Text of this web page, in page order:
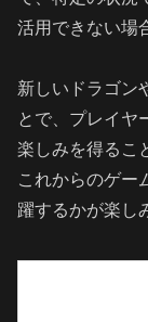
活用できない場
新しいドラゴン
とで、プレイヤ
楽しみを得るこ
これからのゲー
躍するかが楽し